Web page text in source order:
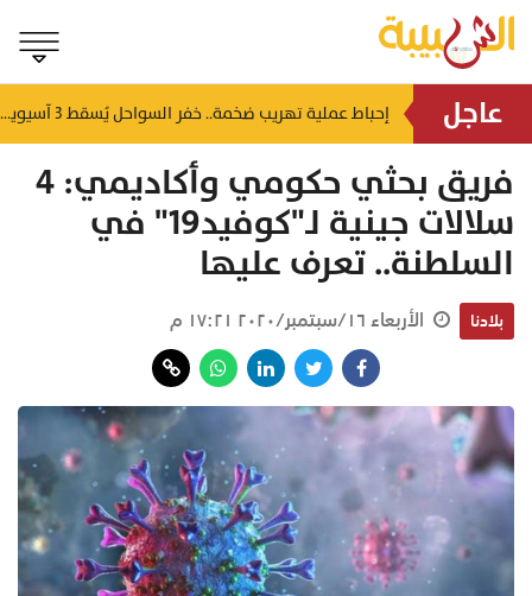
عاجل منذ ٥ ساعات إحباط عملية تهريب ضخمة.. خفر السواحل يُسقط 3 آسيويين بحوزتهم 66 كجم من الكريستال
فريق بحثي حكومي وأكاديمي: 4
سلالات جينية لـ"كوفيد19" في
السلطنة.. تعرف عليها
بلادنا الأربعاء ١٦/سبتمبر/٢٠٢٠ ١٧:٢١ م